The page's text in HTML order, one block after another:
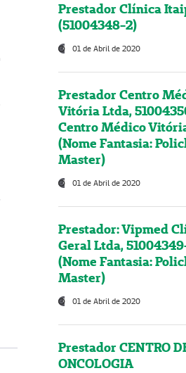
Prestador Clínica
(51004348-2)
01 de Abril de 2020
Prestador Centro
Vitória Ltda,
Centro Médico
(Nome Fantasia:
Master)
01 de Abril de 2020
Prestador: Vipmed
Geral Ltda,
(Nome Fantasia:
Master)
01 de Abril de 2020
Prestador CENTRO
ONCOLOGIA